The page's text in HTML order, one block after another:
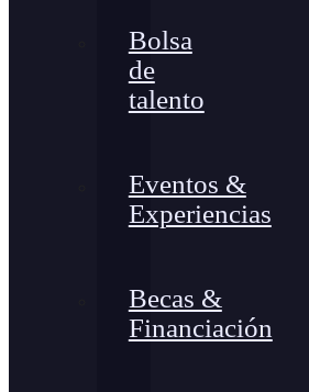
Bolsa
de
talento
Eventos &
Experiencias
Becas &
Financiación